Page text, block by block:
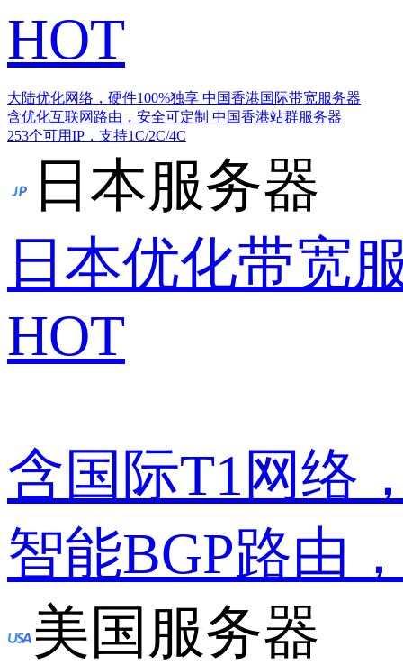
HOT
大陆优化网络，硬件100%独享 中国香港国际带宽服务器
含优化互联网路由，安全可定制 中国香港站群服务器
253个可用IP，支持1C/2C/4C
日本服务器
日本优化带宽
HOT
含国际T1网络
智能BGP路由
美国服务器